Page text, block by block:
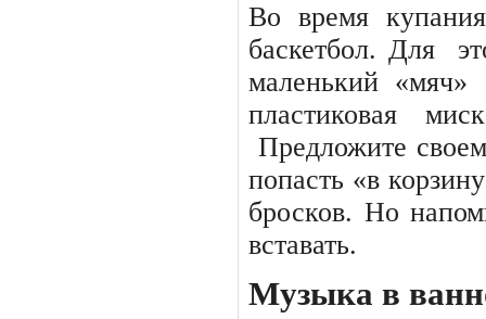
Во время
баскетбол. Для
маленький «мяч»
пластиковая
Предложите
попасть «в
бросков. Но
вставать.
Музыка в